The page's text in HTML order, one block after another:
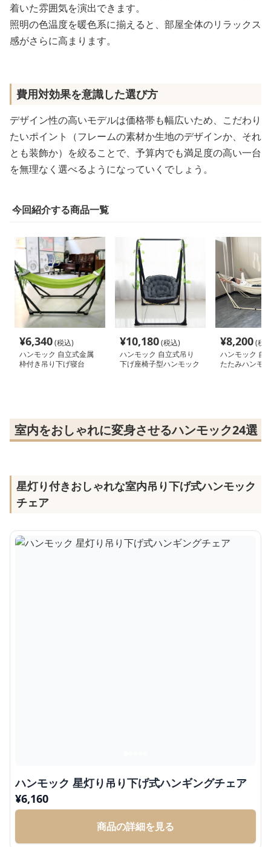
着いた雰囲気を演出できます。
照明の色温度を暖色系に揃えると、部屋全体のリラックス
感がさらに高まります。
費用対効果を意識した選び方
デザイン性の高いモデルは価格帯も幅広いため、こだわり
たいポイント（フレームの素材か生地のデザインか、それ
とも装飾か）を絞ることで、予算内でも満足度の高い一台
を無理なく選べるようになっていくでしょう。
今回紹介する商品一覧
¥6,340(税込)
ハンモック 自立式金属
枠付き吊り下げ寝台
¥10,180(税込)
ハンモック 自立式吊り
下げ座椅子型ハンモック
¥8,200(税
ハンモック 自
たたみハンモ
室内をおしゃれに変身させるハンモック24選
星灯り付きおしゃれな室内吊り下げ式ハンモック
チェア
ハンモック 星灯り吊り下げ式ハンギングチェア
¥6,160
商品の詳細を見る